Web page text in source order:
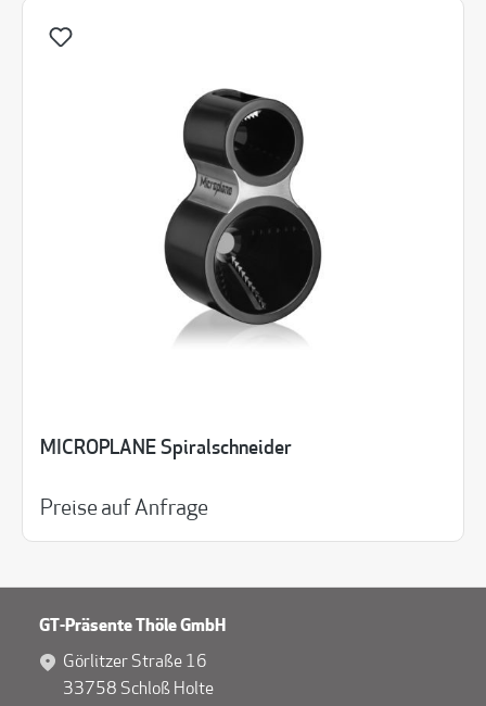
MICROPLANE Spiralschneider
Preise auf Anfrage
GT-Präsente Thöle GmbH
Görlitzer Straße 16
33758 Schloß Holte